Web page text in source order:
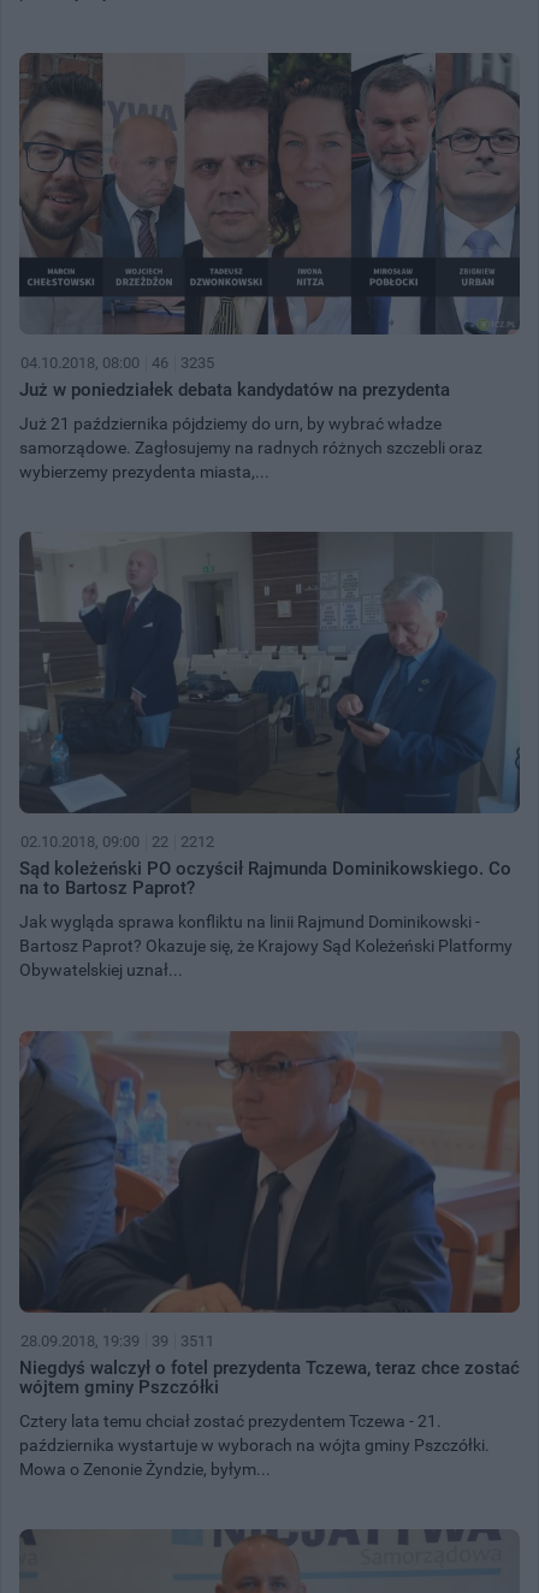
04.10.2018, 08:00 46 3235
Już w poniedziałek debata kandydatów na prezydenta
Już 21 października pójdziemy do urn, by wybrać władze
samorządowe. Zagłosujemy na radnych różnych szczebli oraz
wybierzemy prezydenta miasta,...
02.10.2018, 09:00 22 2212
Sąd koleżeński PO oczyścił Rajmunda Dominikowskiego. Co
na to Bartosz Paprot?
Jak wygląda sprawa konfliktu na linii Rajmund Dominikowski -
Bartosz Paprot? Okazuje się, że Krajowy Sąd Koleżeński Platformy
Obywatelskiej uznał...
28.09.2018, 19:39 39 3511
Niegdyś walczył o fotel prezydenta Tczewa, teraz chce zostać
wójtem gminy Pszczółki
Cztery lata temu chciał zostać prezydentem Tczewa - 21.
października wystartuje w wyborach na wójta gminy Pszczółki.
Mowa o Zenonie Żyndzie, byłym...